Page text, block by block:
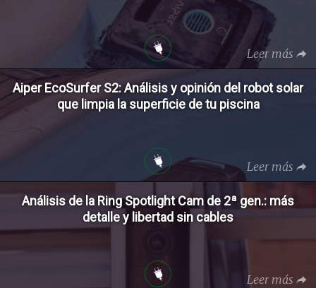
Leer más
Aiper EcoSurfer S2: Análisis y opinión del robot solar
que limpia la superficie de tu piscina
Leer más
Análisis de la Ring Spotlight Cam de 2ª gen.: más
detalle y libertad sin cables
Leer más